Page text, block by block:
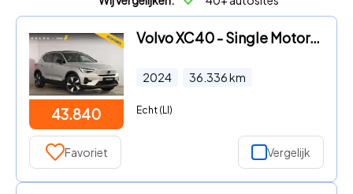
43.840
Volvo XC40 - Single Motor Extended Range Ultimate 82 kWh / Adaptieve crui
2024 36.336km
Echt (LI)
Favoriet Vergelijk